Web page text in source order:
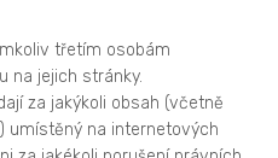
třetím osobám
na jejich stránky.
za jakýkoli obsah (včetně
umístěný na internetových